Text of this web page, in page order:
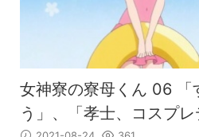
女神寮の寮母くん 06 「
う」、「孝士、コスプレ